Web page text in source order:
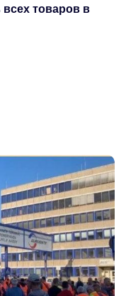
товаров в